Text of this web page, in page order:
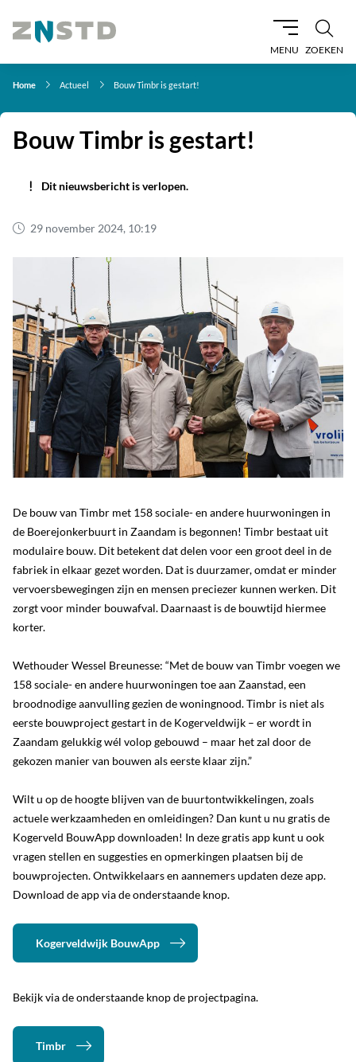
MENU ZOEKEN
Home Actueel Bouw Timbr is gestart!
Bouw Timbr is gestart!
Dit nieuwsbericht is verlopen.
29 november 2024, 10:19
De bouw van Timbr met 158 sociale- en andere huurwoningen in
de Boerejonkerbuurt in Zaandam is begonnen! Timbr bestaat uit
modulaire bouw. Dit betekent dat delen voor een groot deel in de
fabriek in elkaar gezet worden. Dat is duurzamer, omdat er minder
vervoersbewegingen zijn en mensen preciezer kunnen werken. Dit
zorgt voor minder bouwafval. Daarnaast is de bouwtijd hiermee
korter.
Wethouder Wessel Breunesse: “Met de bouw van Timbr voegen we
158 sociale- en andere huurwoningen toe aan Zaanstad, een
broodnodige aanvulling gezien de woningnood. Timbr is niet als
eerste bouwproject gestart in de Kogerveldwijk – er wordt in
Zaandam gelukkig wél volop gebouwd – maar het zal door de
gekozen manier van bouwen als eerste klaar zijn.”
Wilt u op de hoogte blijven van de buurtontwikkelingen, zoals
actuele werkzaamheden en omleidingen? Dan kunt u nu gratis de
Kogerveld BouwApp downloaden! In deze gratis app kunt u ook
vragen stellen en suggesties en opmerkingen plaatsen bij de
bouwprojecten. Ontwikkelaars en aannemers updaten deze app.
Download de app via de onderstaande knop.
Kogerveldwijk BouwApp
Bekijk via de onderstaande knop de projectpagina.
Timbr